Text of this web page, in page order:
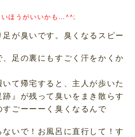
ほうがいいかも…^^;
が臭いです。臭くなるスピー
、足の裏にもすごく汗をかくか
て帰宅すると、主人が歩いた
』が残って臭いをまき散らす
ごーーーく臭くなるんで
ないで！お風呂に直行して！す